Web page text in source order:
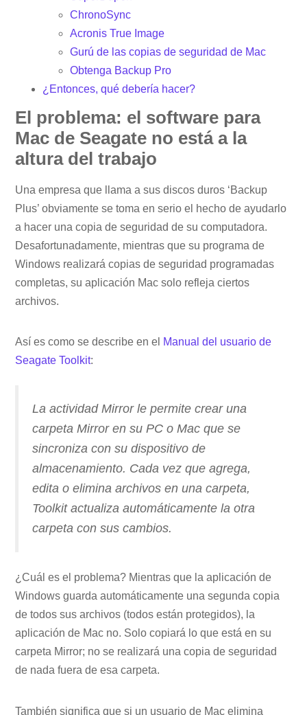
ChronoSync
Acronis True Image
Gurú de las copias de seguridad de Mac
Obtenga Backup Pro
¿Entonces, qué debería hacer?
El problema: el software para
Mac de Seagate no está a la
altura del trabajo
Una empresa que llama a sus discos duros ‘Backup
Plus’ obviamente se toma en serio el hecho de ayudarlo
a hacer una copia de seguridad de su computadora.
Desafortunadamente, mientras que su programa de
Windows realizará copias de seguridad programadas
completas, su aplicación Mac solo refleja ciertos
archivos.
Así es como se describe en el Manual del usuario de
Seagate Toolkit:
La actividad Mirror le permite crear una
carpeta Mirror en su PC o Mac que se
sincroniza con su dispositivo de
almacenamiento. Cada vez que agrega,
edita o elimina archivos en una carpeta,
Toolkit actualiza automáticamente la otra
carpeta con sus cambios.
¿Cuál es el problema? Mientras que la aplicación de
Windows guarda automáticamente una segunda copia
de todos sus archivos (todos están protegidos), la
aplicación de Mac no. Solo copiará lo que está en su
carpeta Mirror; no se realizará una copia de seguridad
de nada fuera de esa carpeta.
También significa que si un usuario de Mac elimina